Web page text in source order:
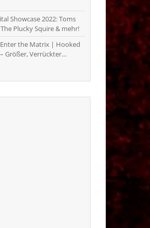
Showcase 2022: Toms
Plucky Squire & mehr!
the Matrix | Hooked
Größer, Verrückter…